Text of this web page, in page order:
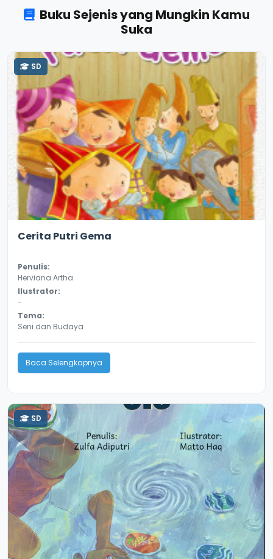
Buku Sejenis yang Mungkin Kamu
Suka
SD
Cerita Putri Gema
Penulis:
Herviana Artha
Ilustrator:
-
Tema:
Seni dan Budaya
Baca Selengkapnya
SD